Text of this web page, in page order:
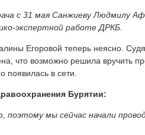
с 31 мая Санжиеву Людмилу
экспертной работе ДРКБ.
Егоровой теперь неясно.
что возможно решила вручить
появилась в сети.
Бурятии:
мы сейчас начали